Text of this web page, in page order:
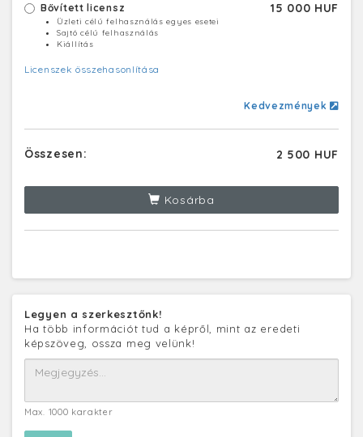
Bővített licensz 15 000 HUF
Üzleti célú felhasználás egyes esetei
Sajtó célú felhasználás
Kiállítás
Licenszek összehasonlítása
Kedvezmények
Összesen: 2 500 HUF
Kosárba
Legyen a szerkesztőnk!
Ha több információt tud a képről, mint az eredeti
képszöveg, ossza meg velünk!
Max. 1000 karakter